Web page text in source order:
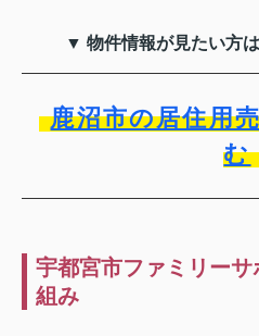
▼ 物件情報が見たい方
鹿沼市の居住用
む
宇都宮市ファミリー
組み